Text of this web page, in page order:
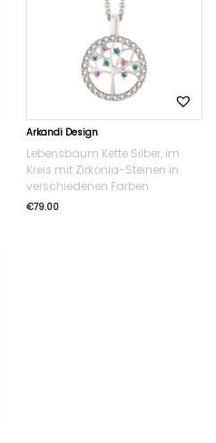
Arkandi Design
Lebensbaum Kette Silber, im
Kreis mit Zirkonia-Steinen in
verschiedenen Farben
€79.00